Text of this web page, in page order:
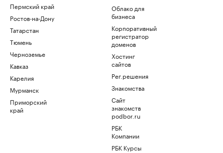
Пермский край
Ростов-на-Дону
Татарстан
Тюмень
Черноземье
Кавказ
Карелия
Мурманск
Приморский
край
Облако для
бизнеса
Корпоративный
регистратор
доменов
Хостинг
сайтов
Рег.решения
Знакомства
Сайт
знакомств
podbor.ru
РБК
Компании
РБК Курсы